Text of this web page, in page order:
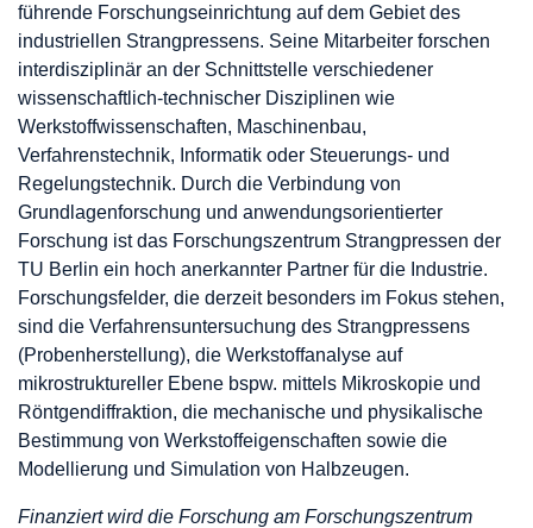
führende Forschungseinrichtung auf dem Gebiet des
industriellen Strangpressens. Seine Mitarbeiter forschen
interdisziplinär an der Schnittstelle verschiedener
wissenschaftlich-technischer Disziplinen wie
Werkstoffwissenschaften, Maschinenbau,
Verfahrenstechnik, Informatik oder Steuerungs- und
Regelungstechnik. Durch die Verbindung von
Grundlagenforschung und anwendungsorientierter
Forschung ist das Forschungszentrum Strangpressen der
TU Berlin ein hoch anerkannter Partner für die Industrie.
Forschungsfelder, die derzeit besonders im Fokus stehen,
sind die Verfahrensuntersuchung des Strangpressens
(Probenherstellung), die Werkstoffanalyse auf
mikrostruktureller Ebene bspw. mittels Mikroskopie und
Röntgendiffraktion, die mechanische und physikalische
Bestimmung von Werkstoffeigenschaften sowie die
Modellierung und Simulation von Halbzeugen.
Finanziert wird die Forschung am Forschungszentrum